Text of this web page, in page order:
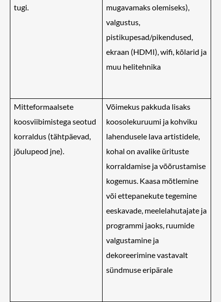
tugi.
mugavamaks olemiseks),
valgustus,
pistikupesad/pikendused,
ekraan (HDMI), wifi, kõlarid ja
muu helitehnika
Mitteformaalsete
koosviibimistega seotud
korraldus (tähtpäevad,
jõulupeod jne).
Võimekus pakkuda lisaks
koosolekuruumi ja kohviku
lahendusele lava artistidele,
kohal on avalike ürituste
korraldamise ja võõrustamise
kogemus. Kaasa mõtlemine
või ettepanekute tegemine
eeskavade, meelelahutajate ja
programmi jaoks, ruumide
valgustamine ja
dekoreerimine vastavalt
sündmuse eripärale